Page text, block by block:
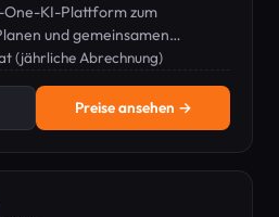
One-KI-Plattform zum
und gemeinsamen
(jährliche Abrechnung)
Preise ansehen →